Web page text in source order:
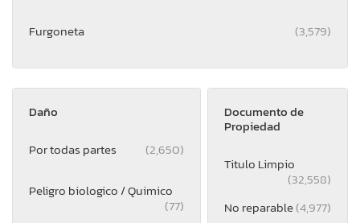
Furgoneta (3,579)
Daño
Por todas partes (2,650)
Peligro biologico / Quimico
(77)
Documento de
Propiedad
Titulo Limpio
(32,558)
No reparable(4,977)